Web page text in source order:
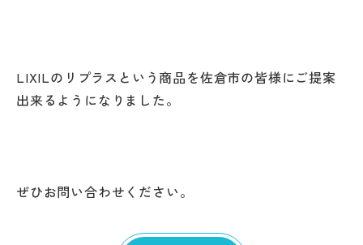
LIXILのリプラスという商品を佐倉市の皆様にご提案
出来るようになりました。
ぜひお問い合わせください。